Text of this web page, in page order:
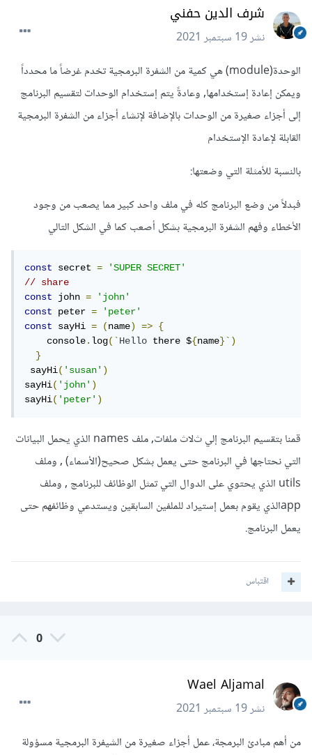
شرف الدين حفني
نشر19 سبتمبر 2021
الوحدة(module) هي كمية من الشفرة البرمجية تخدم غرضاً ما محدداً
ويمكن إعادة إستخدامها, وعادةً يتم إستخدام الوحدات لتقسيم البرنامج
إلى أجزاء صغيرة من الوحدات بالإضافة لإنشاء أجزاء من الشفرة البرمجية
القابلة لإعادة الإستخدام
بالنسبة للأمثلة التي وضعتها:
فبدلاً من وضع البرنامج كله في ملف واحد كبير مما يصعب من وجود
الأخطاء وفهم الشفرة البرمجية بشكل أصعب كما في الشكل التالي
const secret =
'SUPER SECRET'
// share
const
john =
'john'
const
peter =
'peter'
const
sayHi = (name) =>
{
    console
.log(`Hello there ${name}`)
}
sayHi('susan')
sayHi('john')
sayHi('peter')
قمنا بتقسيم البرنامج إلي ثﻻث ملفات, ملف names الذي يحمل البيانات
التي نحتاجها في البرنامج حتى يعمل بشكل صحيح(الأسماء) , وملف
utils الذي يحتوي على الدوال التي تمثل الوظائف للبرنامج , وملف
appالذي يقوم بعمل إستيراد للملفين السابقين ويستدعي وظائفهم حتى
يعمل البرنامج.
اقتباس
0
Wael Aljamal
نشر19 سبتمبر 2021
من أهم مبادئ البرمجة، عمل أجزاء صغيرة من الشيفرة البرمجية مسؤولة